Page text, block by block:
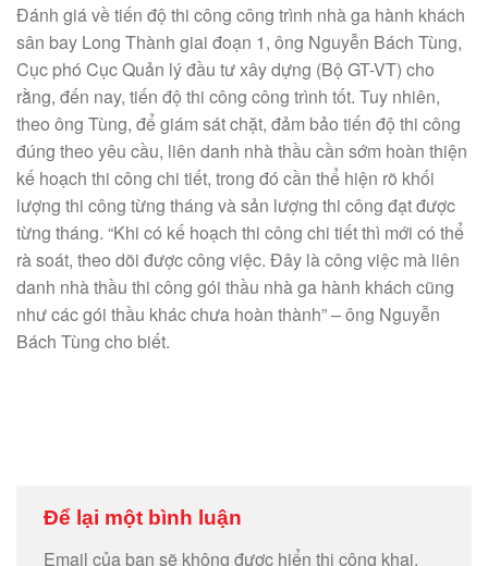
Đánh giá về tiến độ thi công công trình nhà ga hành khách
sân bay Long Thành giai đoạn 1, ông Nguyễn Bách Tùng,
Cục phó Cục Quản lý đầu tư xây dựng (Bộ GT-VT) cho
rằng, đến nay, tiến độ thi công công trình tốt. Tuy nhiên,
theo ông Tùng, để giám sát chặt, đảm bảo tiến độ thi công
đúng theo yêu cầu, liên danh nhà thầu cần sớm hoàn thiện
kế hoạch thi công chi tiết, trong đó cần thể hiện rõ khối
lượng thi công từng tháng và sản lượng thi công đạt được
từng tháng. “Khi có kế hoạch thi công chi tiết thì mới có thể
rà soát, theo dõi được công việc. Đây là công việc mà liên
danh nhà thầu thi công gói thầu nhà ga hành khách cũng
như các gói thầu khác chưa hoàn thành” – ông Nguyễn
Bách Tùng cho biết.
Để lại một bình luận
Email của bạn sẽ không được hiển thị công khai.